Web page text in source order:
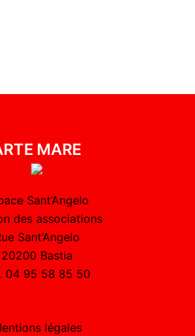
MARE
Sant’Angelo
des associations
Sant’Angelo
20200 Bastia
04 95 58 85 50
légales